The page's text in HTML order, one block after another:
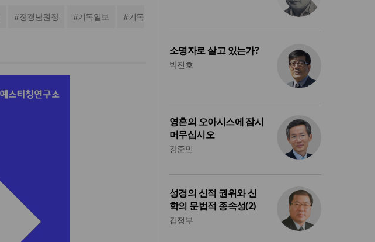
#장경남원장 #기독일보 #기독
소명자로 살고 있는가?
박진호
영혼의 오아시스에 잠시
머무십시오
강준민
성경의 신적 권위와 신
학의 문법적 종속성(2)
김정부